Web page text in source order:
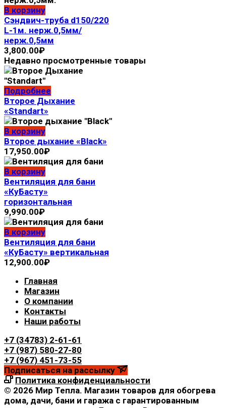
В корзину
Сэндвич-труба d150/220
L-1м. нерж.0,5мм/
нерж.0,5мм
3,800.00₽
Недавно просмотренные товары
Подробнее
Второе Дыхание
«Standart»
В корзину
Второе дыхание «Black»
17,950.00₽
В корзину
Вентиляция для бани
«КуБасту»
горизонтальная
9,990.00₽
В корзину
Вентиляция для бани
«КуБасту» вертикальная
12,900.00₽
Главная
Магазин
О компании
Контакты
Наши работы
+7 (34783) 2-61-61
+7 (987) 580-27-80
+7 (967) 451-73-55
Подписаться на рассылку
Политика конфиденциальности
© 2026 Мир Тепла. Магазин товаров для обогрева
дома, дачи, бани и гаража с гарантированным